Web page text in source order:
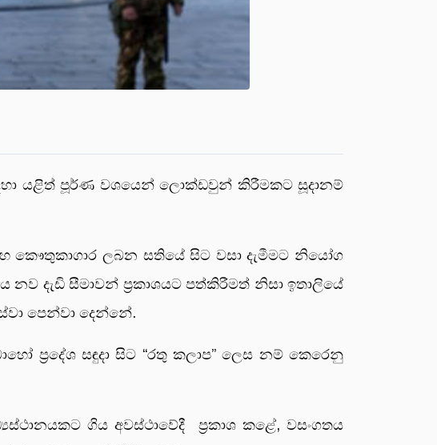
යළිත් පූර්ණ වශයෙන් ලොක්ඩවුන් කිරීමකට සූදානම්
කෞතුකාගාර ලබන සතියේ සිට වසා දැමීමට නියෝග
නව දැඩි සීමාවන් ප්‍රකාශයට පත්කිරීමත් නිසා ඉතාලියේ
පෙන්වා දෙන්නේ.
ප්‍රදේශ සඳුදා සිට “රතු කලාප” ලෙස නම් කෙරෙනු
ගිය අවස්ථාවේදී ප්‍රකාශ කළේ, වසංගතය